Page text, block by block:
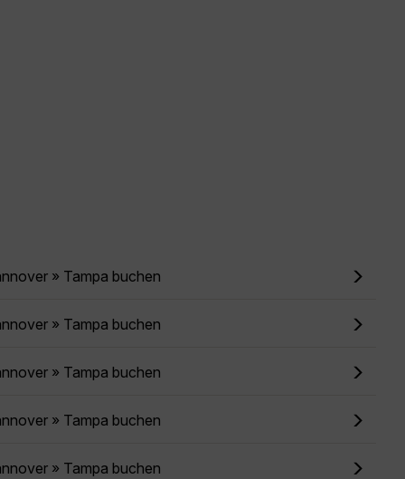
» Tampa buchen
» Tampa buchen
» Tampa buchen
» Tampa buchen
» Tampa buchen